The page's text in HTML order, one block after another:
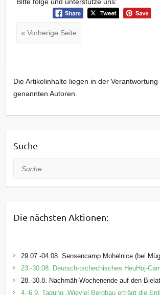
Bitte folge und unterstütze uns:
« Vorherige Seite
Die Artikelinhalte liegen in der Verantwortung
genannten Autoren.
Suche
Suche
Die nächsten Aktionen:
29.07.-04.08. Sensencamp Mohelnice (bei
23.-30.08. Deutsch-tschechisches HeuHoj-
28.-30.8. Nachmäh-Wochenende auf den
4.-6.9. Tagung „Wieviel Bergbau erträgt die